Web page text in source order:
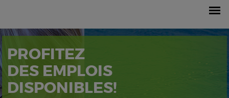
PROFITEZ
DES EMPLOIS
DISPONIBLES!